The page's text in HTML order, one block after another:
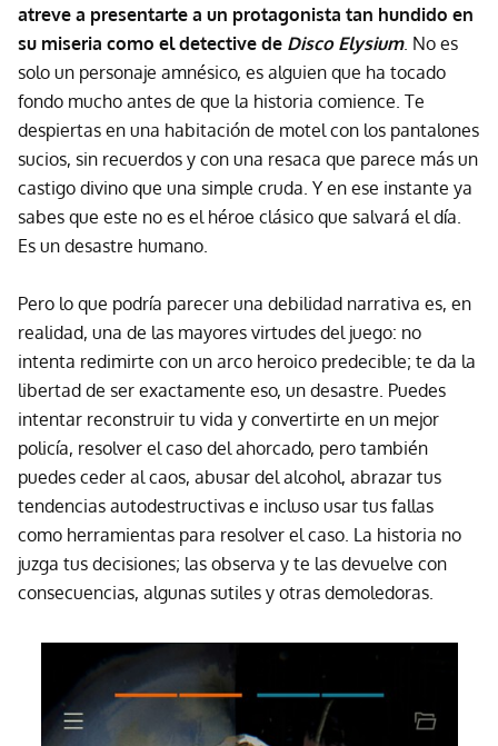
atreve a presentarte a un protagonista tan hundido en
su miseria como el detective de Disco Elysium. No es
solo un personaje amnésico, es alguien que ha tocado
fondo mucho antes de que la historia comience. Te
despiertas en una habitación de motel con los pantalones
sucios, sin recuerdos y con una resaca que parece más un
castigo divino que una simple cruda. Y en ese instante ya
sabes que este no es el héroe clásico que salvará el día.
Es un desastre humano.
Pero lo que podría parecer una debilidad narrativa es, en
realidad, una de las mayores virtudes del juego: no
intenta redimirte con un arco heroico predecible; te da la
libertad de ser exactamente eso, un desastre. Puedes
intentar reconstruir tu vida y convertirte en un mejor
policía, resolver el caso del ahorcado, pero también
puedes ceder al caos, abusar del alcohol, abrazar tus
tendencias autodestructivas e incluso usar tus fallas
como herramientas para resolver el caso. La historia no
juzga tus decisiones; las observa y te las devuelve con
consecuencias, algunas sutiles y otras demoledoras.